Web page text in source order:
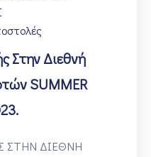
Στην Διεθνή
SUMMER
ΣΤΗΝ ΔΙΕΘΝΗ